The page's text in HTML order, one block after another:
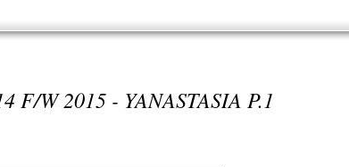
F/W 2015 - YANASTASIA P.1